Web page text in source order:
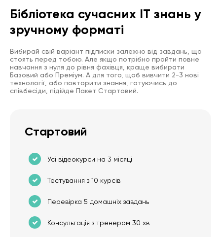
Бібліотека сучасних IT знань у
зручному форматі
Вибирай свій варіант підписки залежно від завдань, що
стоять перед тобою. Але якщо потрібно пройти повне
навчання з нуля до рівня фахівця, краще вибирати
Базовий або Преміум. А для того, щоб вивчити 2-3 нові
технології, або повторити знання, готуючись до
співбесіди, підійде Пакет Стартовий.
Стартовий
Усі відеокурси на 3 місяці
Тестування з 10 курсів
Перевірка 5 домашніх завдань
Консультація з тренером 30 хв